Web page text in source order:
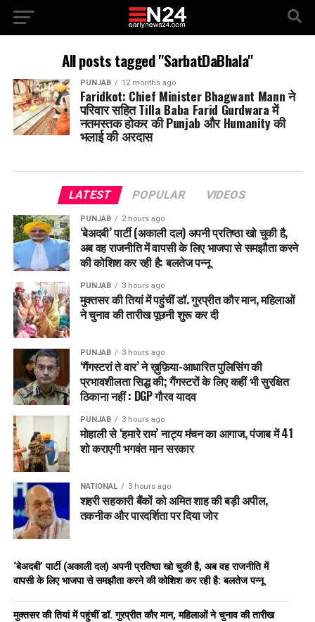
All posts tagged "SarbatDaBhala"
PUNJAB 12 months ago
Faridkot: Chief Minister Bhagwant Mann ने
परिवार सहित Tilla Baba Farid Gurdwara में
नतमस्तक होकर की Punjab और Humanity की
भलाई की अरदास
LATEST POPULAR VIDEOS
PUNJAB 2 hours ago
‘बेअदबी’ पार्टी (अकाली दल) अपनी प्रतिष्ठा खो चुकी है,
अब वह राजनीति में वापसी के लिए भाजपा से समझौता करने
की कोशिश कर रही है: बलतेज पन्नू
PUNJAB 3 hours ago
मुक्तसर की तियां में पहुंचीं डॉ. गुरप्रीत कौर मान, महिलाओं
ने चुनाव की तारीख पूछनी शुरू कर दी
PUNJAB 3 hours ago
‘गैंगस्टरां ते वार’ ने ख़ुफ़िया-आधारित पुलिसिंग की
प्रभावशीलता सिद्ध की; गैंगस्टरों के लिए कहीं भी सुरक्षित
ठिकाना नहीं : DGP गौरव यादव
PUNJAB 3 hours ago
मोहाली से ‘हमारे राम’ नाट्य मंचन का आगाज, पंजाब में 41
शो कराएगी भगवंत मान सरकार
NATIONAL 3 hours ago
शहरी सहकारी बैंकों को अमित शाह की बड़ी अपील,
तकनीक और पारदर्शिता पर दिया जोर
‘बेअदबी’ पार्टी (अकाली दल) अपनी प्रतिष्ठा खो चुकी है, अब वह राजनीति में
वापसी के लिए भाजपा से समझौता करने की कोशिश कर रही है: बलतेज पन्नू
मुक्तसर की तियां में पहुंचीं डॉ. गुरप्रीत कौर मान, महिलाओं ने चुनाव की तारीख